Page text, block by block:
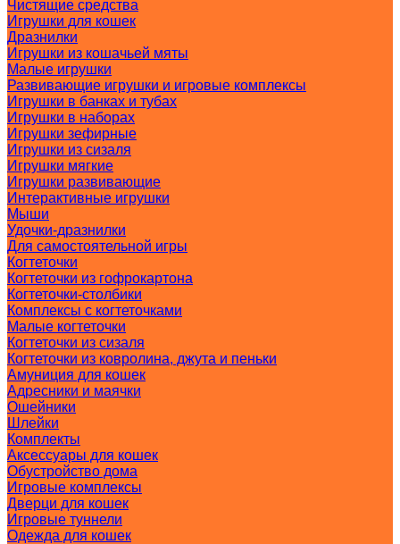
Чистящие средства
Игрушки для кошек
Дразнилки
Игрушки из кошачьей мяты
Малые игрушки
Развивающие игрушки и игровые комплексы
Игрушки в банках и тубах
Игрушки в наборах
Игрушки зефирные
Игрушки из сизаля
Игрушки мягкие
Игрушки развивающие
Интерактивные игрушки
Мыши
Удочки-дразнилки
Для самостоятельной игры
Когтеточки
Когтеточки из гофрокартона
Когтеточки-столбики
Комплексы с когтеточками
Малые когтеточки
Когтеточки из сизаля
Когтеточки из ковролина, джута и пеньки
Амуниция для кошек
Адресники и маячки
Ошейники
Шлейки
Комплекты
Аксессуары для кошек
Обустройство дома
Игровые комплексы
Дверци для кошек
Игровые туннели
Одежда для кошек